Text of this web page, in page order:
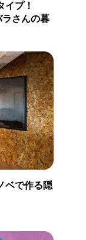
イプ！
さんの暮
ベで作る隠